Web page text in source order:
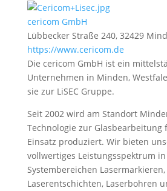
cericom GmbH
Lübbecker Straße 240, 32429
https://www.cericom.de
Die cericom GmbH ist ein
Unternehmen in Minden,
sie zur LiSEC Gruppe.
Seit 2002 wird am Standort
Technologie zur
Einsatz produziert. Wir bieten
vollwertiges Leistungsspektrum
Systembereichen
Laserentschichten, Laserbohren